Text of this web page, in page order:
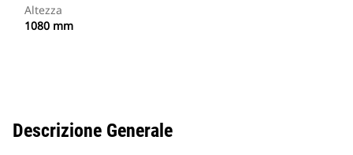
Altezza
1080 mm
Descrizione Generale